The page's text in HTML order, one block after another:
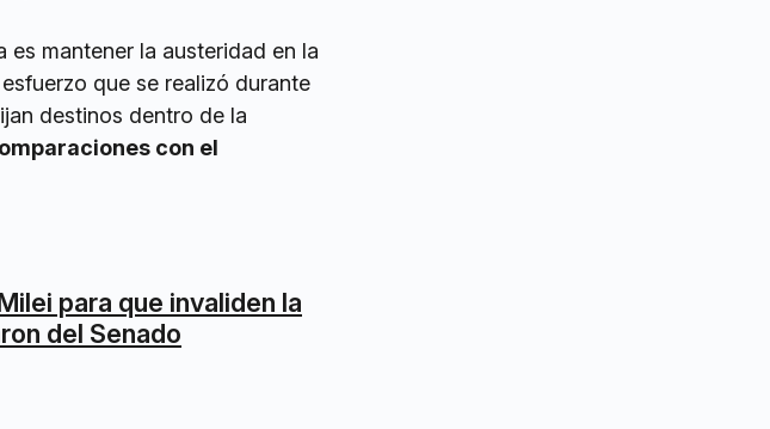
mantener la austeridad en la
que se realizó durante
destinos dentro de la
con el
para que invaliden la
del Senado